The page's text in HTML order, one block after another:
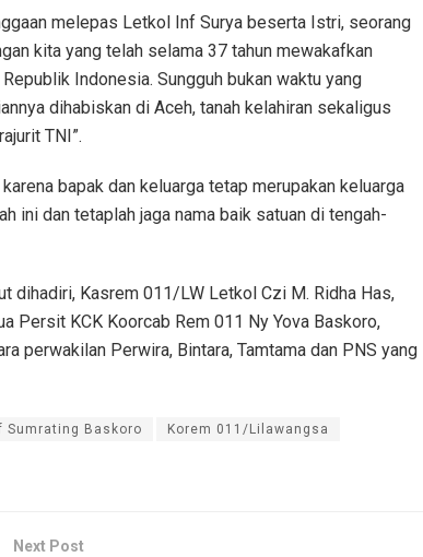
melepas Letkol Inf Surya beserta Istri, seorang
kita yang telah selama 37 tahun mewakafkan
Indonesia. Sungguh bukan waktu yang
dihabiskan di Aceh, tanah kelahiran sekaligus
TNI”.
bapak dan keluarga tetap merupakan keluarga
ini dan tetaplah jaga nama baik satuan di tengah-
dihadiri, Kasrem 011/LW Letkol Czi M. Ridha Has,
Persit KCK Koorcab Rem 011 Ny Yova Baskoro,
perwakilan Perwira, Bintara, Tamtama dan PNS yang
Sumrating Baskoro Korem 011/Lilawangsa
Next Post